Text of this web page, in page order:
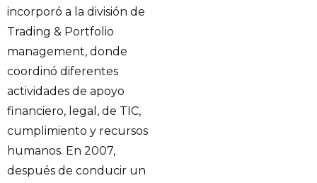
incorporó a la división de
Trading & Portfolio
management, donde
coordinó diferentes
actividades de apoyo
financiero, legal, de TIC,
cumplimiento y recursos
humanos. En 2007,
después de conducir un